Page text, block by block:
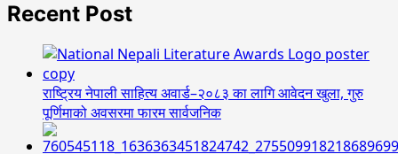
Recent Post
राष्ट्रिय नेपाली साहित्य अवार्ड–२०८३ का लागि आवेदन खुला, गुरु
पूर्णिमाको अवसरमा फारम सार्वजनिक